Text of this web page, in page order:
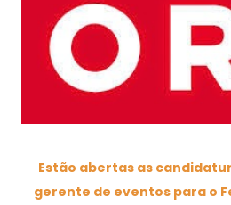
Estão abertas as
gerente de eventos para o